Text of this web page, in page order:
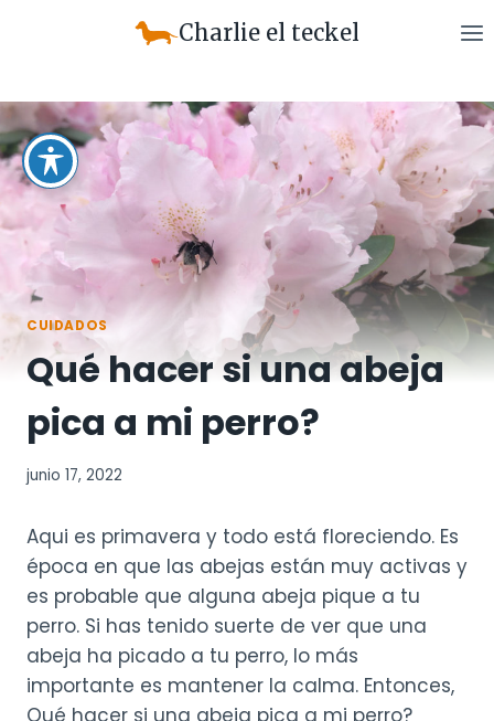
Charlie el teckel
CUIDADOS
Qué hacer si una abeja
pica a mi perro?
junio 17, 2022
Aqui es primavera y todo está floreciendo. Es
época en que las abejas están muy activas y
es probable que alguna abeja pique a tu
perro. Si has tenido suerte de ver que una
abeja ha picado a tu perro, lo más
importante es mantener la calma. Entonces,
Qué hacer si una abeja pica a mi perro?